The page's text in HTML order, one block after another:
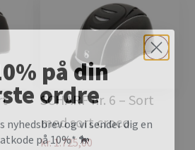
SCHARF nr. 6 – Sort
med sort croco
kr.1.725,00
på din
ordre
og vi sender dig en
på 10%* 🐎